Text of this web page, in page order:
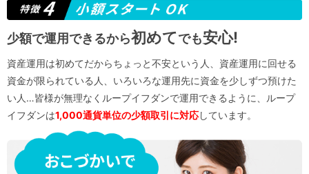
少額で運用できるから初めてでも安心!
資産運用は初めてだからちょっと不安という人、資産運用に回せる
資金が限られている人、いろいろな運用先に資金を少しずつ預けた
い人…皆様が無理なくループイフダンで運用できるように、ループ
イフダンは1,000通貨単位の少額取引に対応しています。